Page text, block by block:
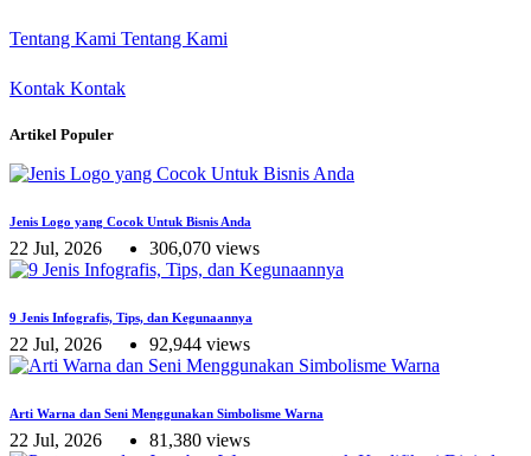
Tentang Kami Tentang Kami
Kontak Kontak
Artikel Populer
Jenis Logo yang Cocok Untuk Bisnis Anda
22 Jul, 2026 306,070 views
9 Jenis Infografis, Tips, dan Kegunaannya
22 Jul, 2026 92,944 views
Arti Warna dan Seni Menggunakan Simbolisme Warna
22 Jul, 2026 81,380 views